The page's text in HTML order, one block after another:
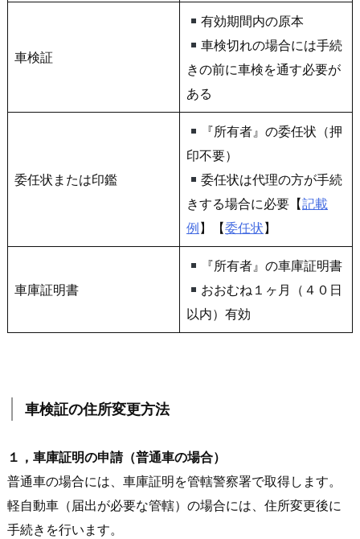
車検証
有効期間内の原本
車検切れの場合には手続
きの前に車検を通す必要が
ある
委任状または印鑑
『所有者』の委任状（押
印不要）
委任状は代理の方が手続
きする場合に必要【記載
例】【委任状】
車庫証明書
『所有者』の車庫証明書
おおむね１ヶ月（４０日
以内）有効
車検証の住所変更方法
１，車庫証明の申請（普通車の場合）
普通車の場合には、車庫証明を管轄警察署で取得します。
軽自動車（届出が必要な管轄）の場合には、住所変更後に
手続きを行います。